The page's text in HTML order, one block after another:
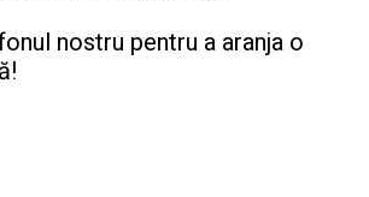
nostru pentru a aranja o